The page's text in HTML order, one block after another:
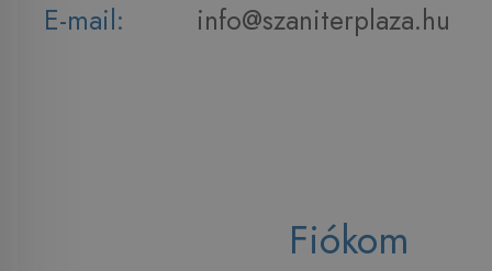
E-mail:
info@szaniterplaza.hu
Fiókom